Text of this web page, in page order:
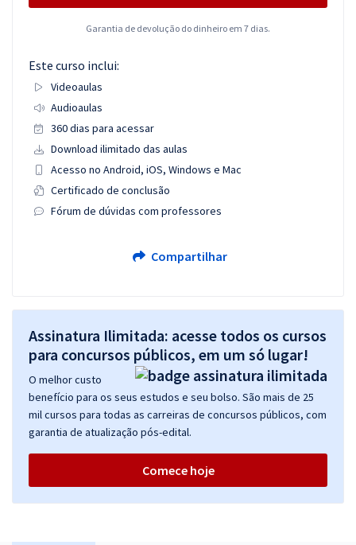
Garantia de devolução do dinheiro em 7 dias.
Este curso inclui:
Videoaulas
Audioaulas
360 dias para acessar
Download ilimitado das aulas
Acesso no Android, iOS, Windows e Mac
Certificado de conclusão
Fórum de dúvidas com professores
Compartilhar
Assinatura Ilimitada: acesse todos os cursos
para concursos públicos, em um só lugar!
O melhor custo
benefício para os seus estudos e seu bolso. São mais de 25
mil cursos para todas as carreiras de concursos públicos, com
garantia de atualização pós-edital.
Comece hoje